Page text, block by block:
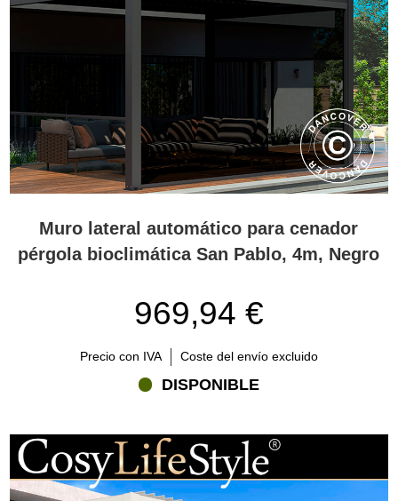
Muro lateral automático para cenador
pérgola bioclimática San Pablo, 4m, Negro
969,94 €
Precio con IVA Coste del envío excluido
DISPONIBLE